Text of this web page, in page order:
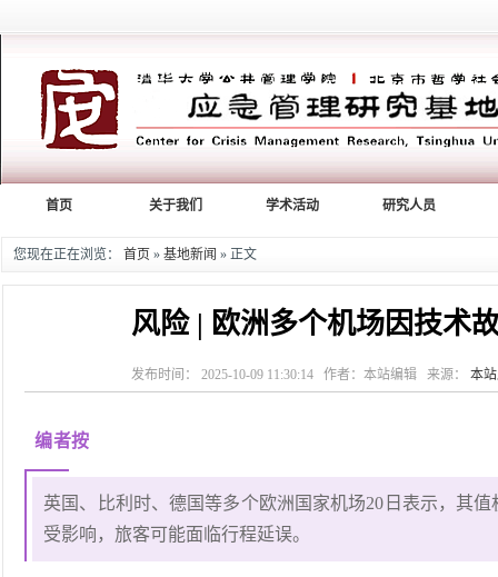
首页 关于我们 学术活动 研究人员
您现在正在浏览： 首页 » 基地新闻 » 正文
风险 | 欧洲多个机场因技术
发布时间： 2025-10-09 11:30:14 作者：本站编辑 来源：本
编者按
英国、比利时、德国等多个欧洲国家机场20日表示，其
受影响，旅客可能面临行程延误。